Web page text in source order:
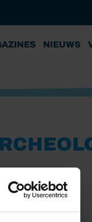
NIEUWS